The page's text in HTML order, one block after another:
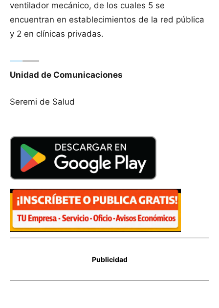
ventilador mecánico, de los cuales 5 se
encuentran en establecimientos de la red pública
y 2 en clínicas privadas.
—–——
Unidad de Comunicaciones
Seremi de Salud
Publicidad